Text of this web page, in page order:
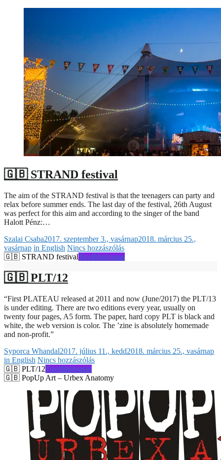
🇬🇧 STRAND festival
The aim of the STRAND festival is that the teenagers can party and
relax before summer ends. The last day of the festival, 26th August
was perfect for this aim and according to the singer of the band
Halott Pénz:…
Szalai Csaba2017. szeptember 3., vasárnap2018. március 25.,
vasárnap in English Nincs hozzászólás
🇬🇧 STRAND festivalTovábbolvasás
🇬🇧 PLT/12
“First PLATEAU released at 2011 and now (June/2017) the PLT/13
is under editing. There are two editions every year, usually on
twenty four pages, A5 form. The paper, hard copy PLT is black and
white, the web version is color. The ’zine is absolutely homemade
and non-profit.”
Syporca Whandal2017. július 11., kedd2018. március 25., vasárnap
in English Nincs hozzászólás
🇬🇧 PLT/12Továbbolvasás
🇬🇧 PopUp Art – Urbex Anatomy